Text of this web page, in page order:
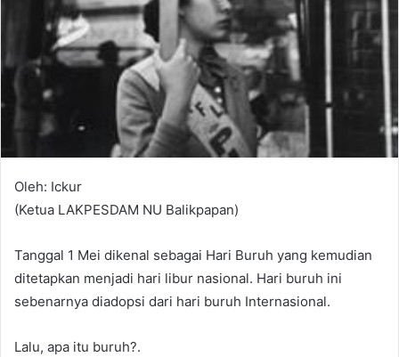
Oleh: Ickur
(Ketua LAKPESDAM NU Balikpapan)
Tanggal 1 Mei dikenal sebagai Hari Buruh yang kemudian
ditetapkan menjadi hari libur nasional. Hari buruh ini
sebenarnya diadopsi dari hari buruh Internasional.
Lalu, apa itu buruh?.